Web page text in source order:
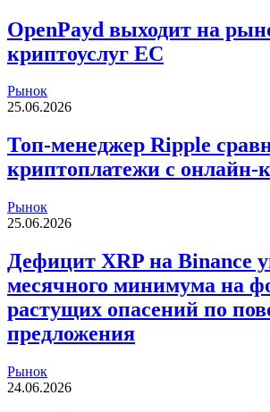
OpenPayd выходит на
криптоуслуг ЕС
Рынок
25.06.2026
Топ-менеджер Ripple
криптоплатежи с онлайн-
Рынок
25.06.2026
Дефицит XRP на Binance
месячного минимума на
растущих опасений по
предложения
Рынок
24.06.2026